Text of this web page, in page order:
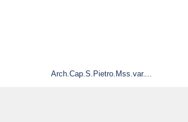
Arch.Cap.S.Pietro.Mss.var.